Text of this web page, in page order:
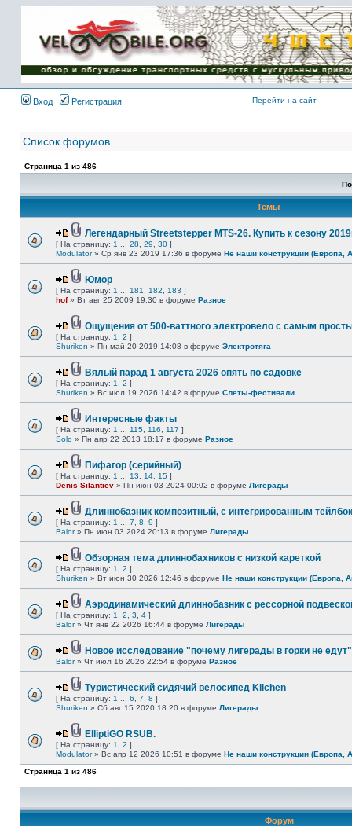
Имя пользователя:
Пароль:
{ LOG_ME_IN_SHORT
}
Вход
Регистрация Перейти на сайт
Список форумов
Страница 1 из 486
Темы
Легендарный Streetstepper MTS-26. Купить к сезону
[ На страницу: 1 28 29 30 ]
Modulator» Ср янв 23 2019 17:36 в форуме Не наши конструкции (Европа,
Юмор
[ На страницу: 1 181 182 183 ]
hof» Вт авг 25 2009 19:30 в форуме Разное
Ощущения от 500-ваттного электровело с самым
[ На страницу: 1 2 ]
Shuriken » Пн май 20 2019 14:08 в форуме Электротяга
Вялый парад 1 августа 2026 опять по садовке
[ На страницу: 1 2 ]
Shuriken » Вс июл 19 2026 14:42 в форуме Слеты-фестивали
Интересные факты
[ На страницу: 1 115 116 117 ]
Solo » Пн апр 22 2013 18:17 в форуме Разное
Пифагор (серийный)
[ На страницу: 1 13 14 15 ]
Denis Silantiev » Пн июн 03 2024 00:02 в форуме Лигерады
Длиннобазник композитный, с интегрированным
[ На страницу: 1 7 8 9 ]
Balor» Пн июн 03 2024 20:13 в форуме Лигерады
Обзорная тема длиннобахников с низкой кареткой
[ На страницу: 1 2 ]
Shuriken » Вт июн 30 2026 12:46 в форуме Не наши конструкции (Европа,
Аэродинамический длиннобазник с рессорной
[ На страницу: 1 2 3 4 ]
Balor» Чт янв 22 2026 16:44 в форуме Лигерады
Новое исследование "почему лигерады в горки не
Balor» Чт июл 16 2026 22:54 в форуме Разное
Туристический сидячий велосипед Klichen
[ На страницу: 1 6 7 8 ]
Shuriken » Сб авг 15 2020 18:20 в форуме Лигерады
ElliptiGO RSUB.
[ На страницу: 1 2 ]
Modulator» Вс апр 12 2026 10:51 в форуме Не наши конструкции (Европа,
Страница 1 из 486
Форум